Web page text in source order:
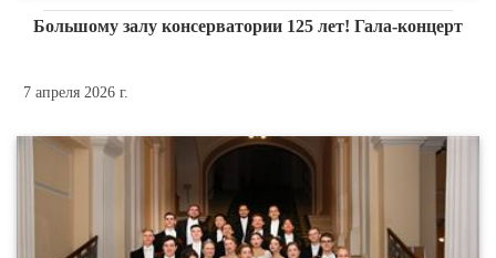
Большому залу консерватории 125 лет! Гала-концерт
7 апреля 2026 г.